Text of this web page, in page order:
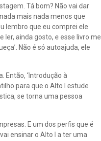
Tá bom? Não vai dar
mais nada menos que
lembro que eu comprei ele
ler, ainda gosto, e esse livro me
Não é só autoajuda, ele
Então, ‘Introdução à
para que o Alto I estude
se torna uma pessoa
E um dos perfis que é
ensinar o Alto I a ter uma